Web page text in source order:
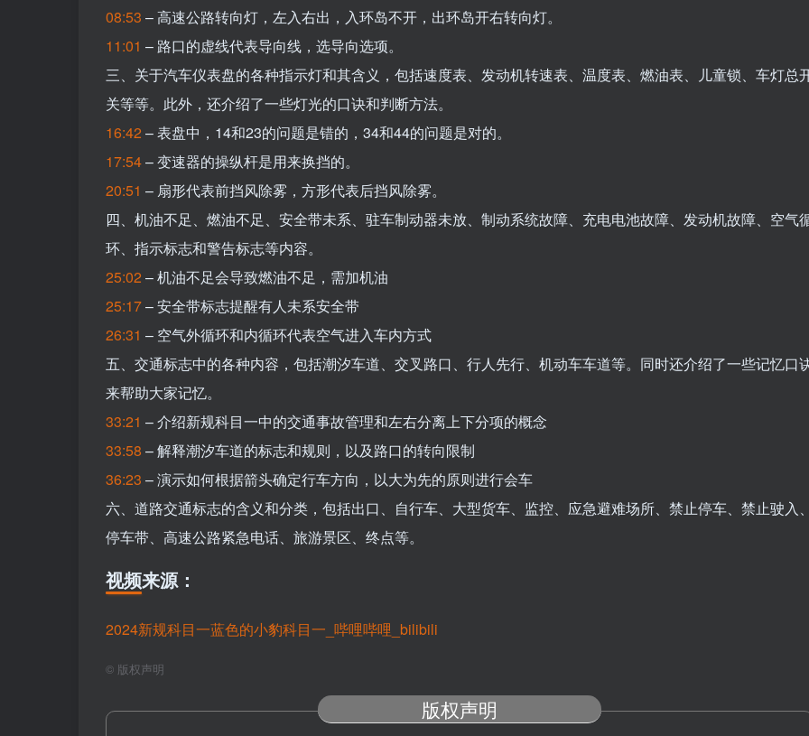
08:53 – 高速公路转向灯，左入右出，入环岛不开，出环岛开右转向灯。
11:01 – 路口的虚线代表导向线，选导向选项。
三、关于汽车仪表盘的各种指示灯和其含义，包括速度表、发动机转速表、温度表、燃油表、儿童锁、车灯总
关等等。此外，还介绍了一些灯光的口诀和判断方法。
16:42 – 表盘中，14和23的问题是错的，34和44的问题是对的。
17:54– 变速器的操纵杆是用来换挡的。
20:51 – 扇形代表前挡风除雾，方形代表后挡风除雾。
四、机油不足、燃油不足、安全带未系、驻车制动器未放、制动系统故障、充电电池故障、发动机故障、空气
环、指示标志和警告标志等内容。
25:02 – 机油不足会导致燃油不足，需加机油
25:17– 安全带标志提醒有人未系安全带
26:31 – 空气外循环和内循环代表空气进入车内方式
五、交通标志中的各种内容，包括潮汐车道、交叉路口、行人先行、机动车车道等。同时还介绍了一些记忆口
来帮助大家记忆。
33:21 – 介绍新规科目一中的交通事故管理和左右分离上下分项的概念
33:58 – 解释潮汐车道的标志和规则，以及路口的转向限制
36:23 – 演示如何根据箭头确定行车方向，以大为先的原则进行会车
六、道路交通标志的含义和分类，包括出口、自行车、大型货车、监控、应急避难场所、禁止停车、禁止驶入
停车带、高速公路紧急电话、旅游景区、终点等。
视频来源：
2024新规科目一蓝色的小豹科目一_哔哩哔哩_bilibili
© 版权声明
版权声明